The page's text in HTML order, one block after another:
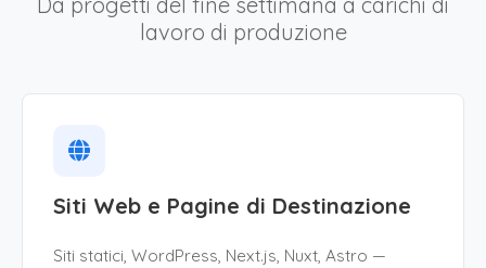
lavoro di produzione
Siti Web e Pagine di Destinazione
Siti statici, WordPress, Next.js, Nuxt, Astro —